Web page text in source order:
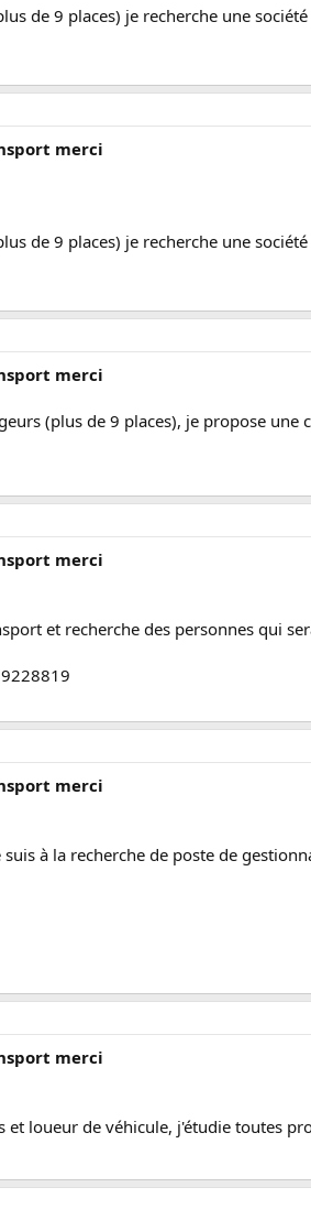
de 9 places) je recherche une
merci
de 9 places) je recherche une
merci
(plus de 9 places), je propose une
merci
et recherche des personnes qui
merci
à la recherche de poste de
merci
loueur de véhicule, j'étudie toutes